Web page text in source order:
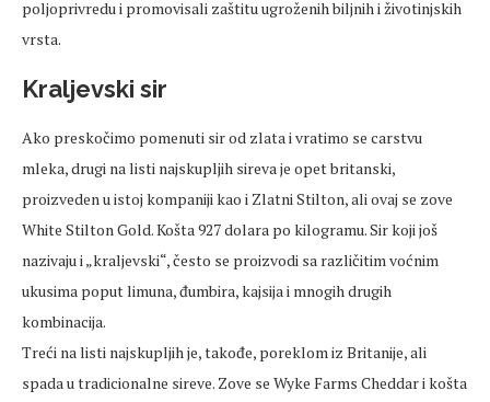
poljoprivredu i promovisali zaštitu ugroženih biljnih i životinjskih
vrsta.
Kraljevski sir
Ako preskočimo pomenuti sir od zlata i vratimo se carstvu
mleka, drugi na listi najskupljih sireva je opet britanski,
proizveden u istoj kompaniji kao i Zlatni Stilton, ali ovaj se zove
White Stilton Gold. Košta 927 dolara po kilogramu. Sir koji još
nazivaju i „kraljevski“, često se proizvodi sa različitim voćnim
ukusima poput limuna, đumbira, kajsija i mnogih drugih
kombinacija.
Treći na listi najskupljih je, takođe, poreklom iz Britanije, ali
spada u tradicionalne sireve. Zove se Wyke Farms Cheddar i košta